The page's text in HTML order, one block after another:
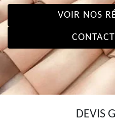
VOIR NOS
DEVIS